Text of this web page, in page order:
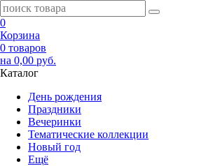
0
Корзина
0 товаров
на 0,00 руб.
Каталог
День рождения
Праздники
Вечеринки
Тематические коллекции
Новый год
Ещё